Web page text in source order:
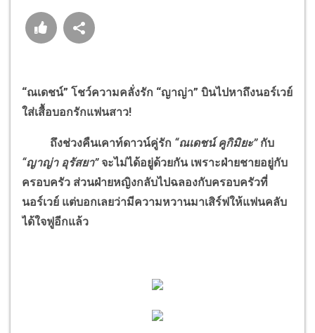
“ณเดชน์” โชว์ความคลั่งรัก “ญาญ่า” บินไปหาถึงนอร์เวย์
ใส่เสื้อบอกรักแฟนสาว!
ถึงช่วงคืนเคาท์ดาวน์คู่รัก “ณเดชน์ คูกิมิยะ”กับ
“ญาญ่า อุรัสยา”จะไม่ได้อยู่ด้วยกัน เพราะฝ่ายชายอยู่กับ
ครอบครัว ส่วนฝ่ายหญิงกลับไปฉลองกับครอบครัวที่
นอร์เวย์ แต่บอกเลยว่ามีความหวานมาเสิร์ฟให้แฟนคลับ
ได้ใจฟูอีกแล้ว